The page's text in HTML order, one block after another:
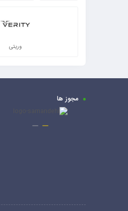
وریتی
مجوز ها